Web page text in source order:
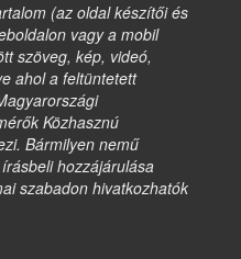
(az oldal készítői és
vagy a mobil
szöveg, kép, videó,
ahol a feltüntetett
Közhasznú
Bármilyen nemű
hozzájárulása
szabadon hivatkozhatók